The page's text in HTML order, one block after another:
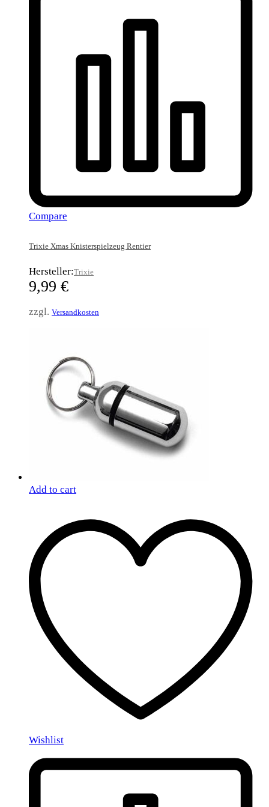
Compare
Trixie Xmas Knisterspielzeug Rentier
Hersteller:Trixie
9,99 €
zzgl. Versandkosten
Add to cart
Wishlist